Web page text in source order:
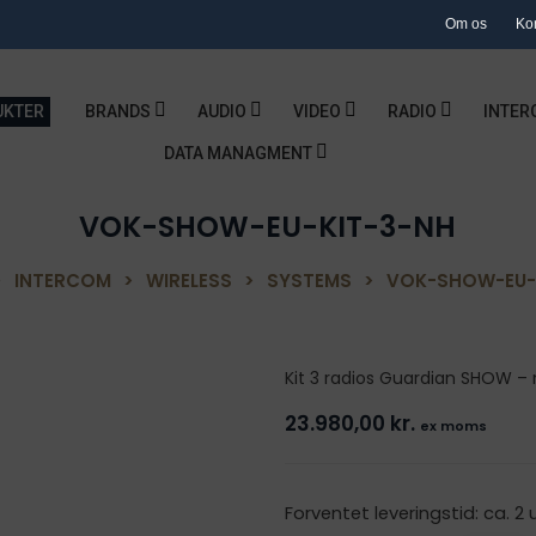
Om os
BRANDS AUDIO VIDEO RADIO
DATA MANAGMENT
VOK-SHOW-EU-KIT-3-NH
INTERCOM > WIRELESS > SYSTEMS > VOK-SHOW-
Kit 3 radios Guardian SHOW
23.980,00 kr. ex moms
Forventet leveringstid: ca. 2